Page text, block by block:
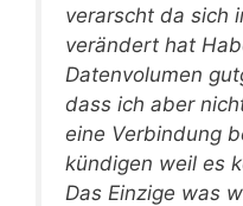
verarscht da sich
verändert hat
Datenvolumen
dass ich aber
eine Verbindung
kündigen weil es
Das Einzige was